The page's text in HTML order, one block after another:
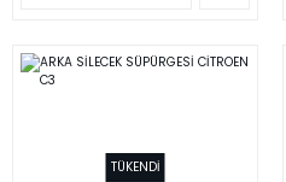
TÜKENDİ